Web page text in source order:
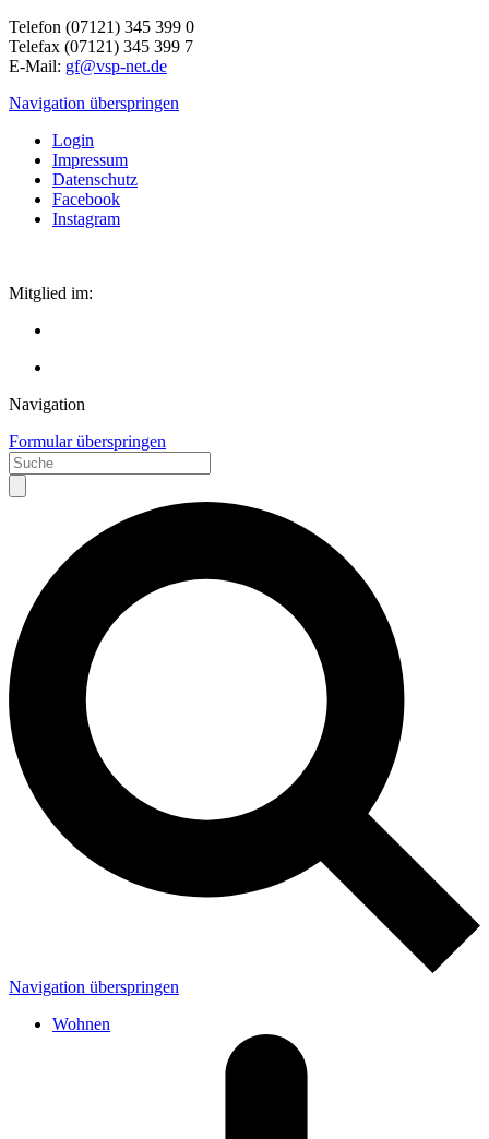
Telefon (07121) 345 399 0
Telefax (07121) 345 399 7
E-Mail: gf@vsp-net.de
Navigation überspringen
Login
Impressum
Datenschutz
Facebook
Instagram
Mitglied im:
Navigation
Formular überspringen
Navigation überspringen
Wohnen